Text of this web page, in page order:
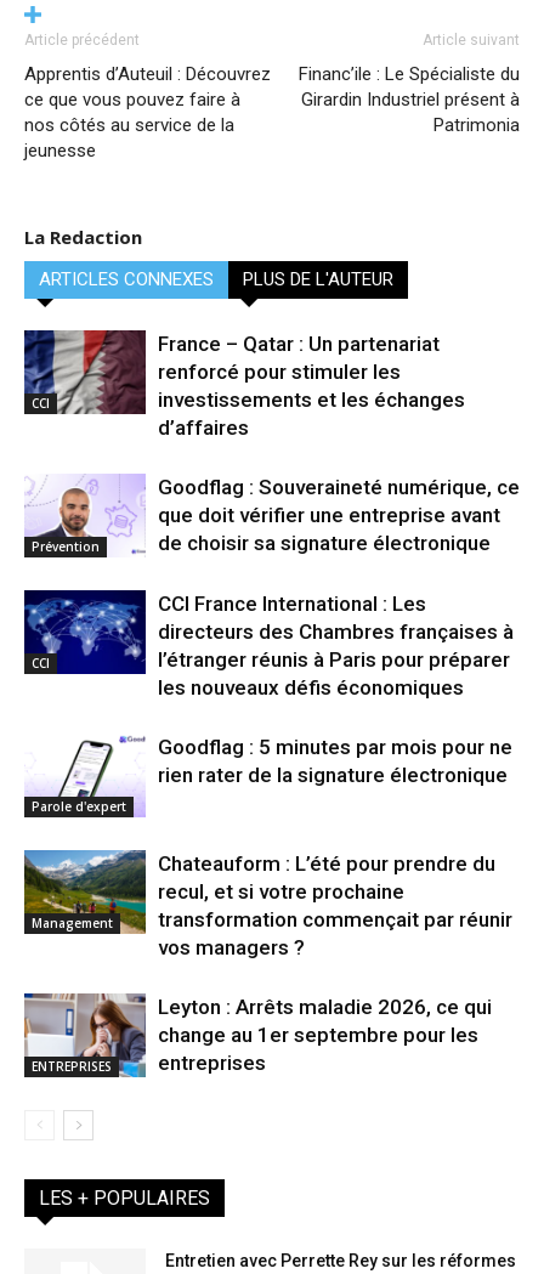
Article précédent
Apprentis d’Auteuil : Découvrez
ce que vous pouvez faire à
nos côtés au service de la
jeunesse
Article suivant
Financ’ile : Le Spécialiste du
Girardin Industriel présent à
Patrimonia
La Redaction
ARTICLES CONNEXES PLUS DE L'AUTEUR
CCI
France – Qatar : Un partenariat
renforcé pour stimuler les
investissements et les échanges
d’affaires
Prévention
Goodflag : Souveraineté numérique, ce
que doit vérifier une entreprise avant
de choisir sa signature électronique
CCI
CCI France International : Les
directeurs des Chambres françaises à
l’étranger réunis à Paris pour préparer
les nouveaux défis économiques
Parole d'expert
Goodflag : 5 minutes par mois pour ne
rien rater de la signature électronique
Management
Chateauform : L’été pour prendre du
recul, et si votre prochaine
transformation commençait par réunir
vos managers ?
ENTREPRISES
Leyton : Arrêts maladie 2026, ce qui
change au 1er septembre pour les
entreprises
LES + POPULAIRES
Entretien avec Perrette Rey sur les réformes